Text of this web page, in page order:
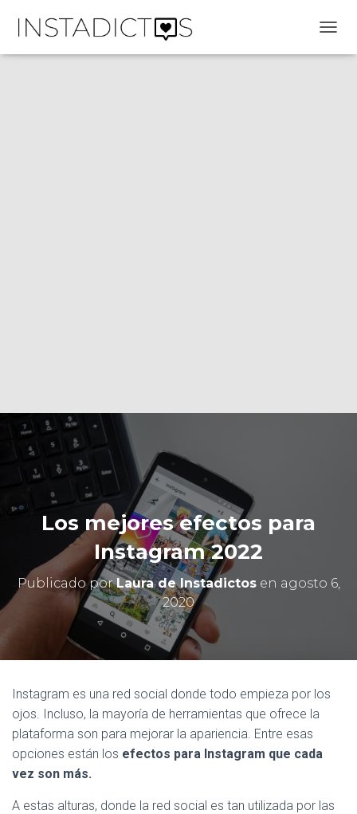
A
Los mejores efectos para
Instagram 2022
Publicado porLaura de Instadictosen agosto 6,
2020
Instagram es una red social donde todo empieza por los
ojos. Incluso, la mayoría de herramientas que ofrece la
plataforma son para mejorar la apariencia. Entre esas
opciones están los efectos para Instagram que cada
vez son más.
A estas alturas, donde la red social es tan utilizada por las